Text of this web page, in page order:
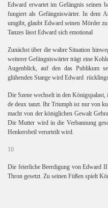
Edward erwartet im Gefängnis seinen
fungiert als Gefängniswärter. In dem
umgibt, glaubt Edward seinen Mörder
Tanzes lässt Edward sich emotional
Zunächst über die wahre Situation
weiterer Gefängniswärter trägt eine
Augenblick, auf den das Publikum
glühenden Stange wird Edward
Die Szene wechselt in den
de deux tanzt. Ihr Triumph ist nur von
macht von der königlichen Gewalt
Die Mutter wird in die Verbannung
Henkersbeil verurteilt wird.
10
Die feierliche Beerdigung von Edward
Thron gesetzt. Zu seinen Füßen spielt